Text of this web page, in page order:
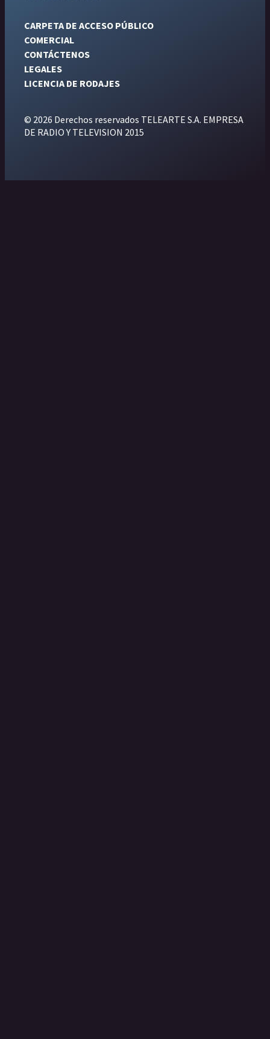
CARPETA DE ACCESO PÚBLICO
COMERCIAL
CONTÁCTENOS
LEGALES
LICENCIA DE RODAJES
© 2026 Derechos reservados TELEARTE S.A. EMPRESA
DE RADIO Y TELEVISION 2015